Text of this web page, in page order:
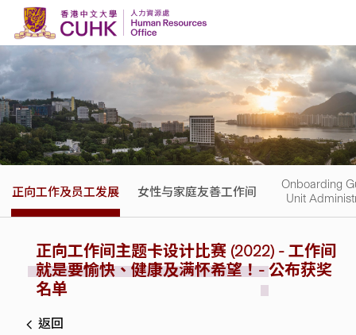
Skip to content
正向工作及员工发展 女性与家庭友善工作间
Onboarding
Unit
正向工作间主题卡设计比赛 (2022) - 工作间
就是要愉快、健康及满怀希望！-公布获奖
名单
返回